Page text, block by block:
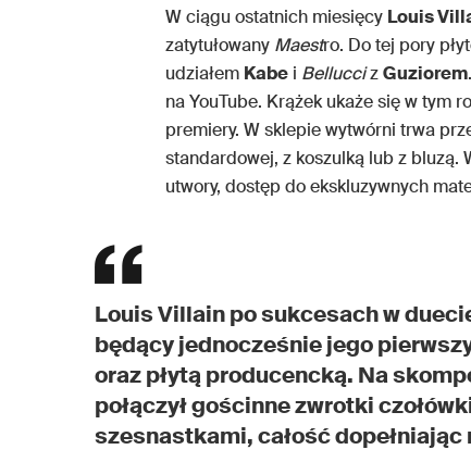
W ciągu ostatnich miesięcy Louis
zatytułowany Maestro. Do tej pory
udziałem Kabe i BelluccizGuziorem
na YouTube. Krążek ukaże się w tym
premiery. W sklepie wytwórni trwa
standardowej, z koszulką lub z
utwory, dostęp do ekskluzywnych
Louis Villain po sukcesach w
będący jednocześnie jego
oraz płytą producencką. Na
połączył gościnne zwrotki
szesnastkami, całość